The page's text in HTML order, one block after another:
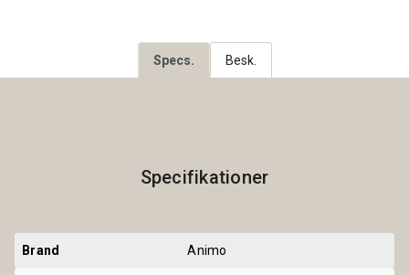
Specs. Besk.
Specifikationer
Brand Animo